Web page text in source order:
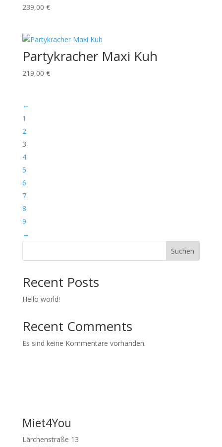
239,00 €
Partykracher Maxi Kuh
219,00 €
←
1
2
3
4
5
6
7
8
9
→
Suchen
Recent Posts
Hello world!
Recent Comments
Es sind keine Kommentare vorhanden.
Miet4You
Lärchenstraße 13